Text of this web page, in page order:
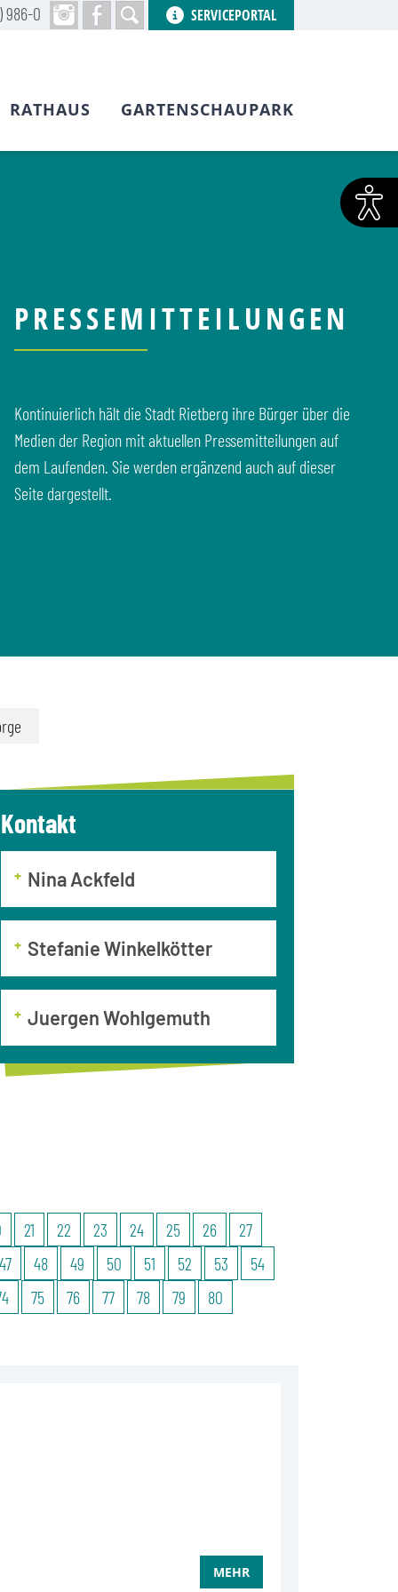
PRESSEMITTEILUNGEN
Kontinuierlich hält die Stadt Rietberg ihre Bürger über die
Medien der Region mit aktuellen Pressemitteilungen auf
dem Laufenden. Sie werden ergänzend auch auf dieser
Seite dargestellt.
Kontakt
Nina Ackfeld
Stefanie Winkelkötter
Juergen Wohlgemuth
21 22 23 24 25 26
27
47
48 49 50 51 52 53
54
75 76 77 78 79 80
MEHR
986-0 SERVICEPORTAL
RATHAUS GARTENSCHAUPARK